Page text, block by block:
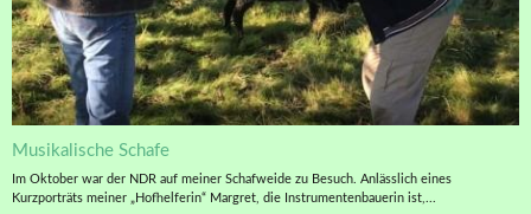
Musikalische Schafe
Im Oktober war der NDR auf meiner Schafweide zu Besuch. Anlässlich eines
Kurzporträts meiner „Hofhelferin“ Margret, die Instrumentenbauerin ist,...